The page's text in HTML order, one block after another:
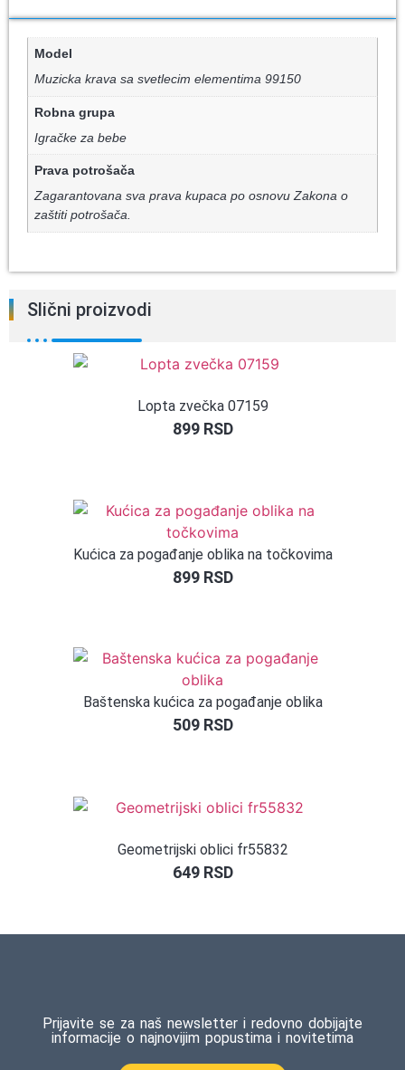
Model
Muzicka krava sa svetlecim elementima 99150
Robna grupa
Igračke za bebe
Prava potrošača
Zagarantovana sva prava kupaca po osnovu Zakona o
zaštiti potrošača.
Slični proizvodi
Lopta zvečka 07159
899 RSD
Kućica za pogađanje oblika na točkovima
899 RSD
Baštenska kućica za pogađanje oblika
509 RSD
Geometrijski oblici fr55832
649 RSD
Prijavite se za naš newsletter i redovno dobijajte
informacije o najnovijim popustima i novitetima